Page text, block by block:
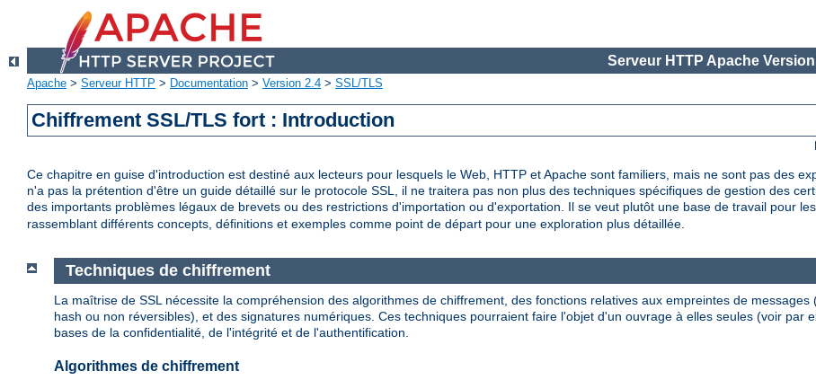
Serveur HTTP Apache Version
Apache > Serveur HTTP > Documentation > Version 2.4 > SSL/TLS
Chiffrement SSL/TLS fort : Introduction
Ce chapitre en guise d'introduction est destiné aux lecteurs pour lesquels le Web, HTTP et Apache sont familiers, mais ne sont pas des
n'a pas la prétention d'être un guide détaillé sur le protocole SSL, il ne traitera pas non plus des techniques spécifiques de gestion des
des importants problèmes légaux de brevets ou des restrictions d'importation ou d'exportation. Il se veut plutôt une base de travail pour
rassemblant différents concepts, définitions et exemples comme point de départ pour une exploration plus détaillée.
Techniques de chiffrement
La maîtrise de SSL nécessite la compréhension des algorithmes de chiffrement, des fonctions relatives aux empreintes de
hash ou non réversibles), et des signatures numériques. Ces techniques pourraient faire l'objet d'un ouvrage à elles seules (voir par
bases de la confidentialité, de l'intégrité et de l'authentification.
Algorithmes de chiffrement